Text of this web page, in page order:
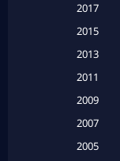
2017
2015
2013
2011
2009
2007
2005